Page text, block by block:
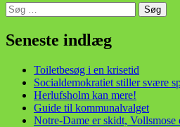
Søg
efter:
Seneste indlæg
Toiletbesøg i en krisetid
Socialdemokratiet stiller svære
Herlufsholm kan mere!
Guide til kommunalvalget
Notre-Dame er skidt, Vollsmose